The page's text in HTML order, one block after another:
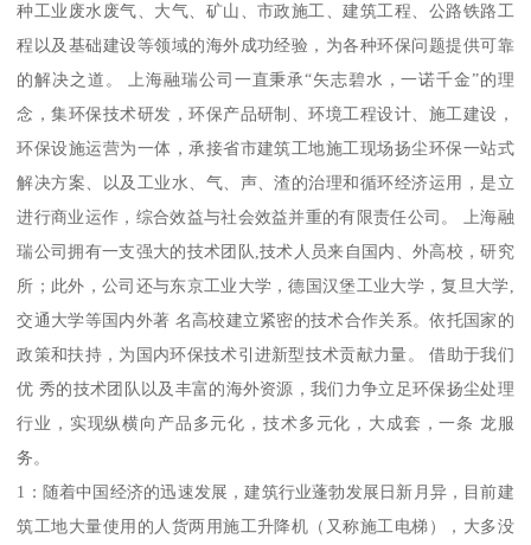
种工业废水废气、大气、矿山、市政施工、建筑工程、公路铁路工
程以及基础建设等领域的海外成功经验，为各种环保问题提供可靠
的解决之道。 上海融瑞公司一直秉承“矢志碧水，一诺千金”的理
念，集环保技术研发，环保产品研制、环境工程设计、施工建设，
环保设施运营为一体，承接省市建筑工地施工现场扬尘环保一站式
解决方案、以及工业水、气、声、渣的治理和循环经济运用，是立
进行商业运作，综合效益与社会效益并重的有限责任公司。 上海融
瑞公司拥有一支强大的技术团队,技术人员来自国内、外高校，研究
所；此外，公司还与东京工业大学，德国汉堡工业大学，复旦大学,
交通大学等国内外著 名高校建立紧密的技术合作关系。依托国家的
政策和扶持，为国内环保技术引进新型技术贡献力量。 借助于我们
优 秀的技术团队以及丰富的海外资源，我们力争立足环保扬尘处理
行业，实现纵横向产品多元化，技术多元化，大成套，一条 龙服
务。
1：随着中国经济的迅速发展，建筑行业蓬勃发展日新月异，目前建
筑工地大量使用的人货两用施工升降机（又称施工电梯），大多没